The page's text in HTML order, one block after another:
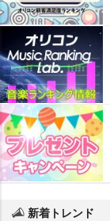
新着トレンド